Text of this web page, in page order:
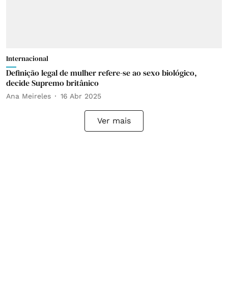
Internacional
Definição legal de mulher refere-se ao sexo biológico,
decide Supremo britânico
Ana Meireles 16 Abr 2025
Ver mais